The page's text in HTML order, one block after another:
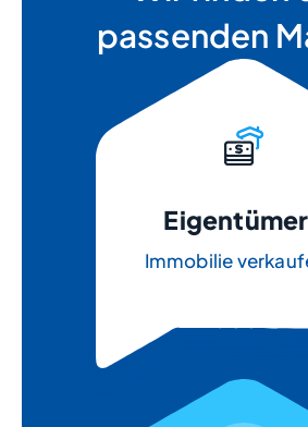
passenden
Immobilie